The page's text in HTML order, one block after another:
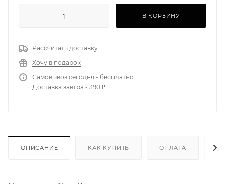
В КОРЗИНУ
Рассчитать доставку
Хочу в подарок
Самовывоз сегодня - бесплатно
Доставка завтра - 390 ₽
ОПИСАНИЕ КАК КУПИТЬ ОПЛАТА